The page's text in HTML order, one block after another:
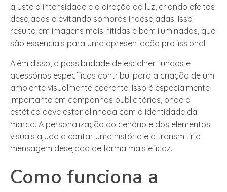
ajuste a intensidade e a direção da luz, criando efeitos
desejados e evitando sombras indesejadas. Isso
resulta em imagens mais nítidas e bem iluminadas, que
são essenciais para uma apresentação profissional.
Além disso, a possibilidade de escolher fundos e
acessórios específicos contribui para a criação de um
ambiente visualmente coerente. Isso é especialmente
importante em campanhas publicitárias, onde a
estética deve estar alinhada com a identidade da
marca. A personalização do cenário e dos elementos
visuais ajuda a contar uma história e a transmitir a
mensagem desejada de forma mais eficaz.
Como funciona a